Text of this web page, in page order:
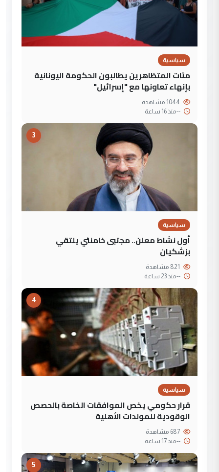
سياسية
مئات المتظاهرين يطالبون الحكومة اليونانية
بإنهاء تعاونها مع "إسرائيل"
--منذ 16 ساعة
3
سياسية
أول نشاط معلن.. مجتبى خامنئي يلتقي
بزشكيان
--منذ 23 ساعة
4
سياسية
قرار حكومي يخص الموافقات الخاصة بالحصص
الوقودية للمولدات الأهلية
--منذ 17 ساعة
5